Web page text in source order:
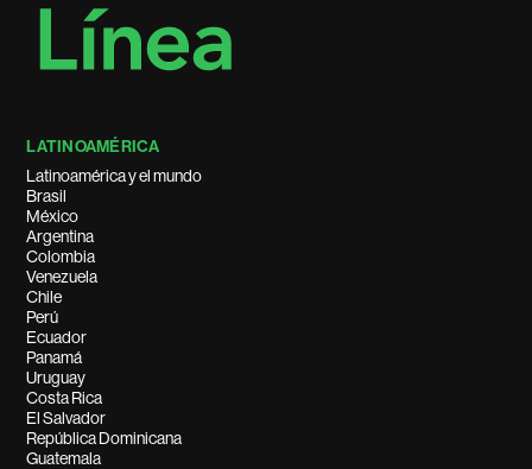
LATINOAMÉRICA
Latinoamérica y el mundo
Brasil
México
Argentina
Colombia
Venezuela
Chile
Perú
Ecuador
Panamá
Uruguay
Costa Rica
El Salvador
República Dominicana
Guatemala